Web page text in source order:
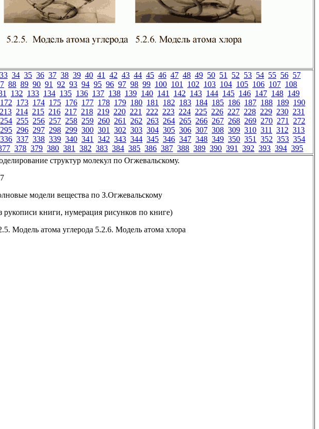
33 34 35 36 37 38 39 40 41 42 43 44 45 46 47 48 49 50 51 52 53 54 55 56 57
88 89 90 91 92 93 94 95 96 97 98 99 100 101 102 103 104 105 106 107 108
132 133 134 135 136 137 138 139 140 141 142 143 144 145 146 147 148 149
172 173 174 175 176 177 178 179 180 181 182 183 184 185 186 187 188 189 190
213 214 215 216 217 218 219 220 221 222 223 224 225 226 227 228 229 230 231
254 255 256 257 258 259 260 261 262 263 264 265 266 267 268 269 270 271 272
295 296 297 298 299 300 301 302 303 304 305 306 307 308 309 310 311 312 313
336 337 338 339 340 341 342 343 344 345 346 347 348 349 350 351 352 353 354
378 379 380 381 382 383 384 385 386 387 388 389 390 391 392 393 394 395
структур молекул по Огжевальскому.
модели вещества по З.Огжевальскому
рукописи книги, нумерация рисунков по книге)
Модель атома углерода 5.2.6. Модель атома хлора